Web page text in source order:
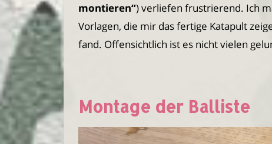
montieren“) verliefen frustrierend. Ich
Vorlagen, die mir das fertige Katapult
fand. Offensichtlich ist es nicht vielen
Montage der Balliste